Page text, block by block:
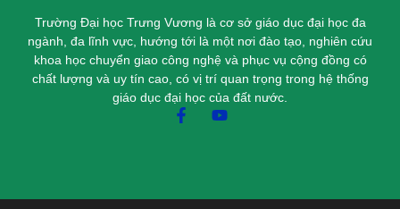
Trường Đại học Trưng Vương là cơ sở giáo dục đại học đa
ngành, đa lĩnh vực, hướng tới là một nơi đào tạo, nghiên cứu
khoa học chuyển giao công nghệ và phục vụ cộng đồng có
chất lượng và uy tín cao, có vị trí quan trọng trong hệ thống
giáo dục đại học của đất nước.